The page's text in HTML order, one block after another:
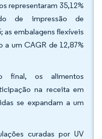
representaram 35,12%
de impressão de
as embalagens flexíveis
um CAGR de 12,87%
final, os alimentos
na receita em
se expandam a um
curadas por UV